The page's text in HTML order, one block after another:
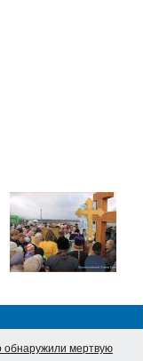
обнаружили мертвую